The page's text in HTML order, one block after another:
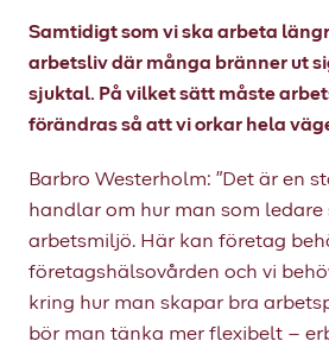
Samtidigt som vi ska arbeta
arbetsliv där många bränner ut
sjuktal. På vilket sätt måste
förändras så att vi orkar hela
Barbro Westerholm: ”Det är en
handlar om hur man som ledare
arbetsmiljö. Här kan företag
företagshälsovården och vi
kring hur man skapar bra
bör man tänka mer flexibelt –